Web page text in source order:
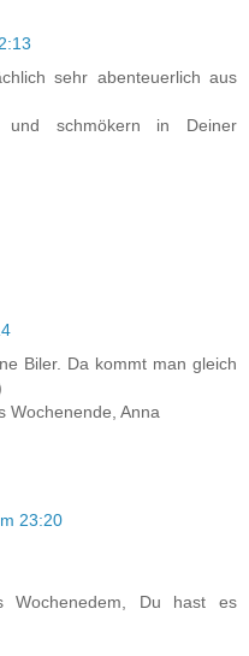
sehr abenteuerlich aus
schmökern in Deiner
Biler. Da kommt man gleich
Wochenende, Anna
23:20
Wochenedem, Du hast es